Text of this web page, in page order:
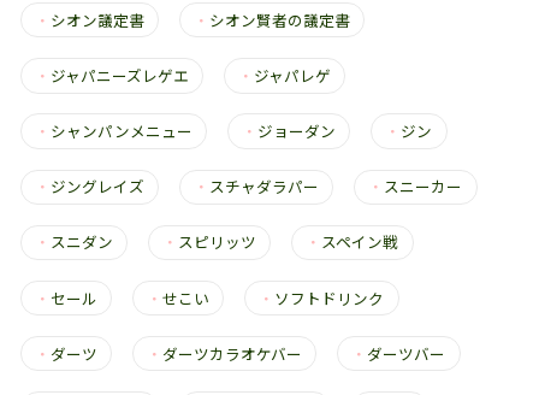
・ シオン議定書 ・ シオン賢者の議定書
・ ジャパニーズレゲエ ・ ジャパレゲ
・ シャンパンメニュー ・ ジョーダン ・ ジン
・ ジングレイズ ・ スチャダラパー ・ スニーカー
・ スニダン ・ スピリッツ ・ スペイン戦
・ セール ・せこい ・ ソフトドリンク
・ ダーツ ・ ダーツカラオケバー ・ ダーツバー